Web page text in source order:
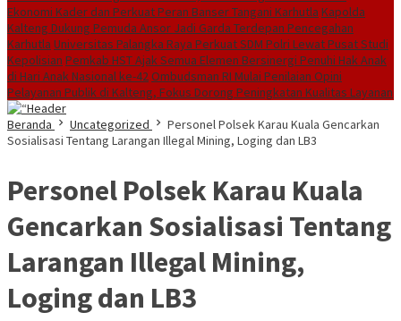
Ekonomi Kader dan Perkuat Peran Banser Tangani Karhutla Kapolda
Kalteng Dukung Pemuda Ansor Jadi Garda Terdepan Pencegahan
Karhutla Universitas Palangka Raya Perkuat SDM Polri Lewat Pusat Studi
Kepolisian Pemkab HST Ajak Semua Elemen Bersinergi Penuhi Hak Anak
di Hari Anak Nasional ke-42 Ombudsman RI Mulai Penilaian Opini
Pelayanan Publik di Kalteng, Fokus Dorong Peningkatan Kualitas Layanan
Beranda
Uncategorized
Personel Polsek Karau Kuala Gencarkan
Sosialisasi Tentang Larangan Illegal Mining, Loging dan LB3
Personel Polsek Karau Kuala
Gencarkan Sosialisasi Tentang
Larangan Illegal Mining,
Loging dan LB3